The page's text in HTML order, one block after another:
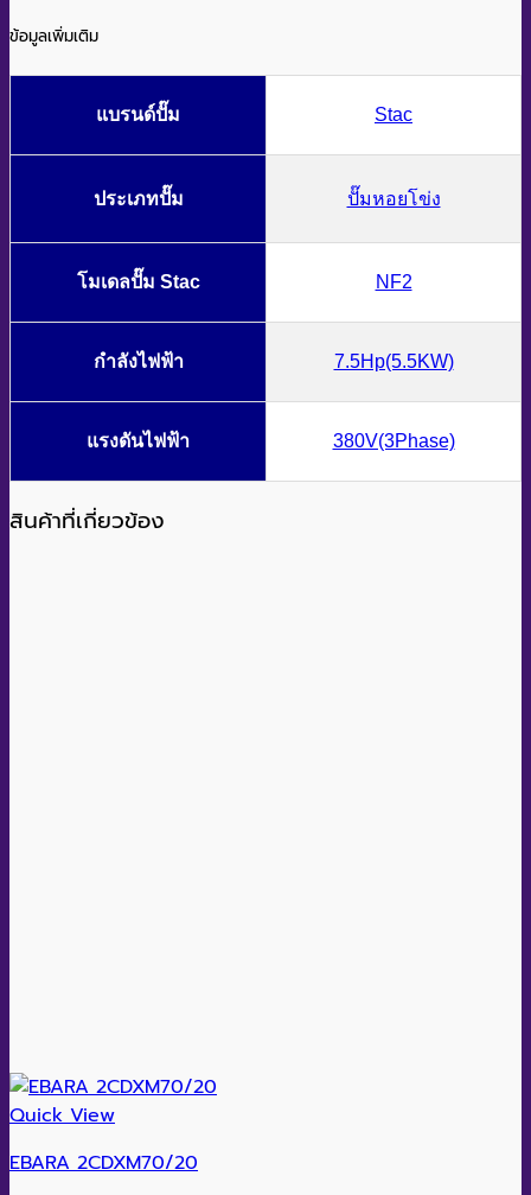
ข้อมูลเพิ่มเติม
แบรนด์ปั๊ม Stac
ประเภทปั๊ม ปั๊มหอยโข่ง
โมเดลปั๊ม Stac NF2
กำลังไฟฟ้า 7.5Hp(5.5KW)
แรงดันไฟฟ้า 380V(3Phase)
สินค้าที่เกี่ยวข้อง
Quick View
EBARA 2CDXM70/20